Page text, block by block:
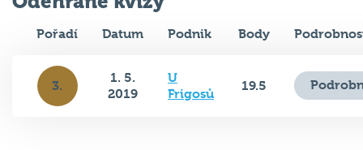
Pořadí Datum Podnik Body
3.
1. 5.
2019
U
Frigosů
19.5